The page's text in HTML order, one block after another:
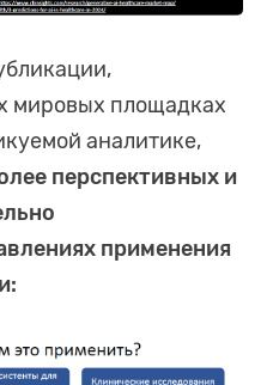
мировых площадках
аналитике,
перспективных и
применения